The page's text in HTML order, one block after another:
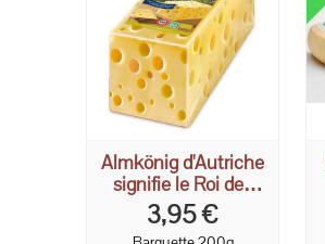
Almkönig d'Autriche
signifie le Roi des
prairies 150g
3,95 €